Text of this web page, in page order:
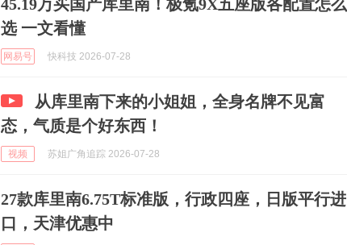
45.19万买国产库里南！极氪9X五座版各配置怎么
选 一文看懂
网易号 快科技 2026-07-28
从库里南下来的小姐姐，全身名牌不见富
态，气质是个好东西！
视频 苏姐广角追踪 2026-07-28
27款库里南6.75T标准版，行政四座，日版平行进
口，天津优惠中